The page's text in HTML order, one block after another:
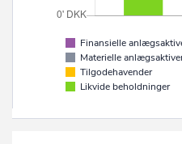
Finansielle
Materielle
Tilgodehavender
Likvide beholdninger